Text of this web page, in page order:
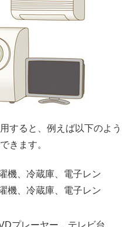
すると、例えば以下のよう
きます。
機、冷蔵庫、電子レン
機、冷蔵庫、電子レン